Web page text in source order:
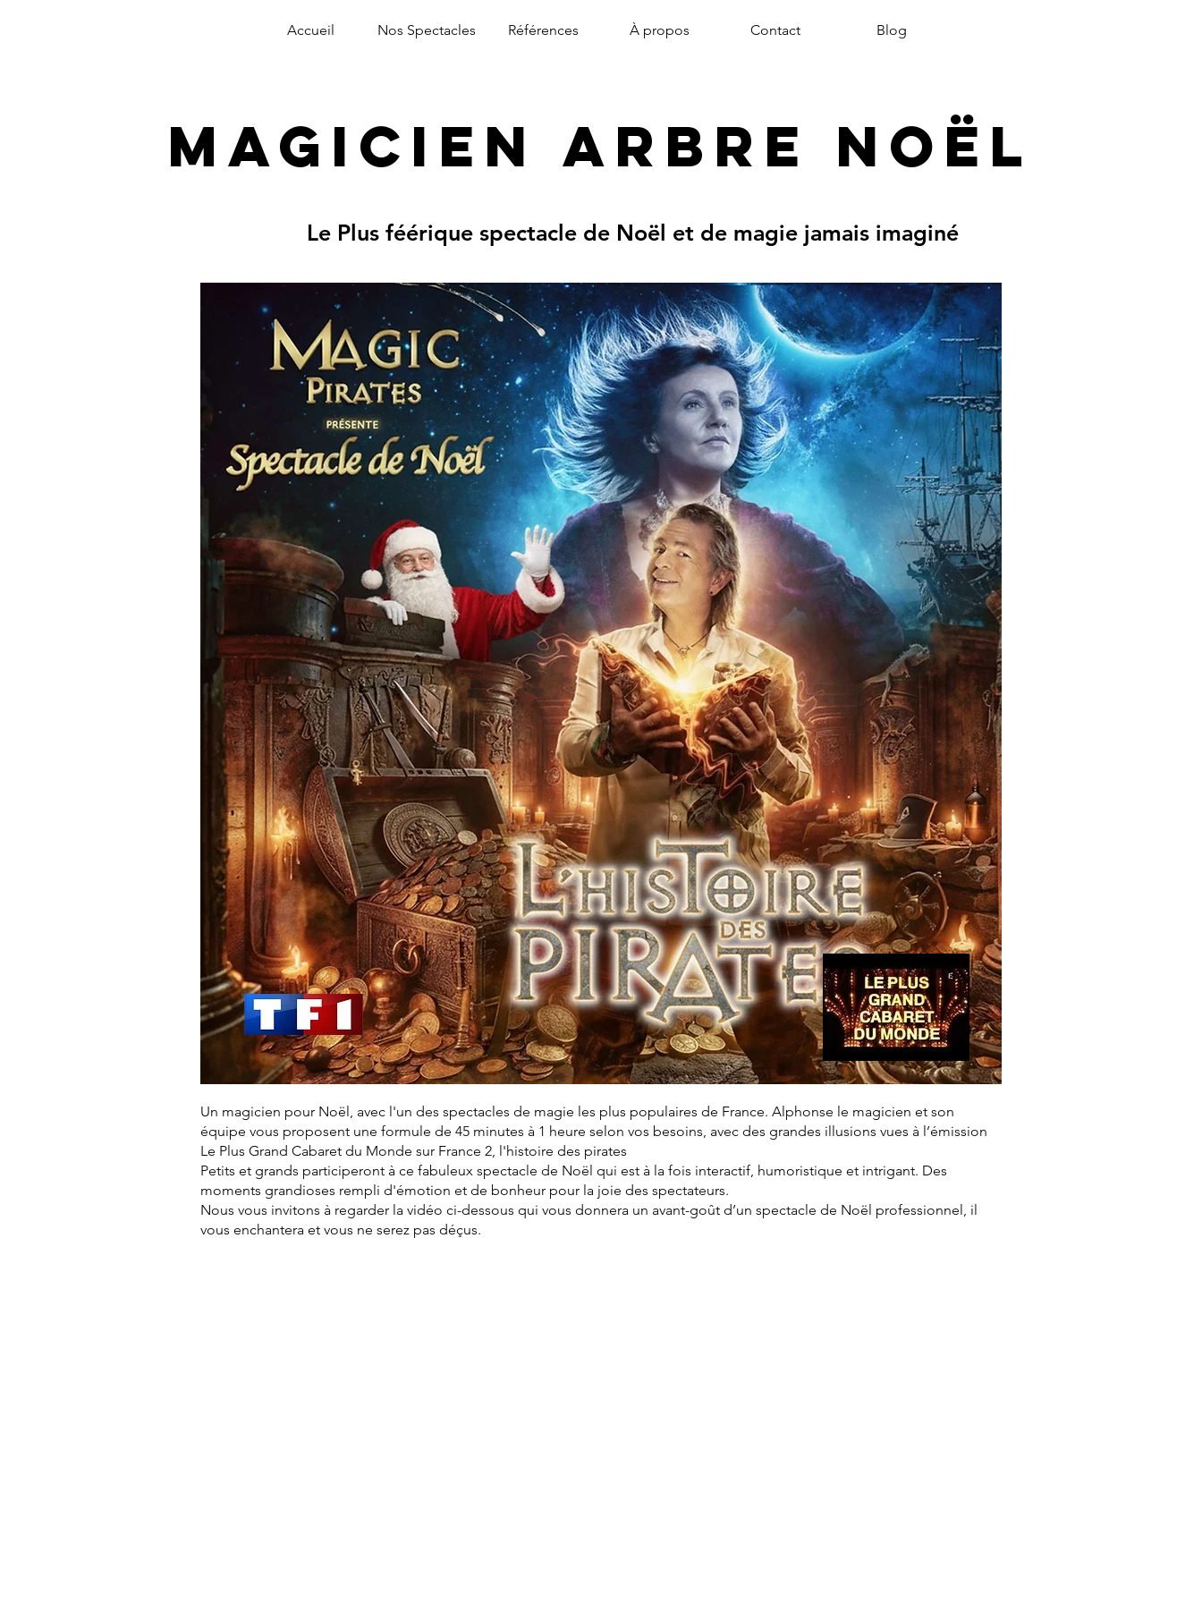
Accueil Nos Spectacles Références À propos Contact Blog
Magicien Arbre NOËL
Le Plus féérique spectacle de Noël et de magie jamais imaginé
Un magicien pour Noël, avec l'un des spectacles de magie les plus populaires de France. Alphonse le magicien et son
équipe vous proposent une formule de 45 minutes à 1 heure selon vos besoins, avec des grandes illusions vues à l’émission
Le Plus Grand Cabaret du Monde sur France 2, l'histoire des pirates
Petits et grands participeront à ce fabuleux spectacle de Noël qui est à la fois interactif, humoristique et intrigant. Des
moments grandioses rempli d'émotion et de bonheur pour la joie des spectateurs.
Nous vous invitons à regarder la vidéo ci-dessous qui vous donnera un avant-goût d’un spectacle de Noël professionnel, il
vous enchantera et vous ne serez pas déçus.